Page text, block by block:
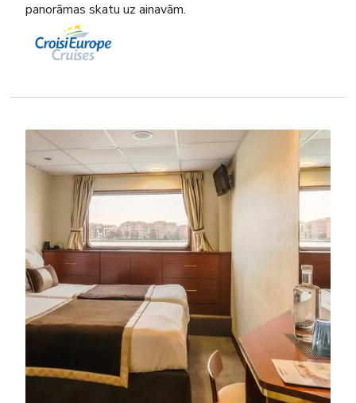
panorāmas skatu uz ainavām.